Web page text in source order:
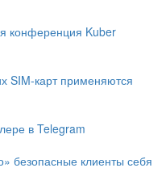
конференция Kuber
SIM-карт применяются
в Telegram
безопасные клиенты себя